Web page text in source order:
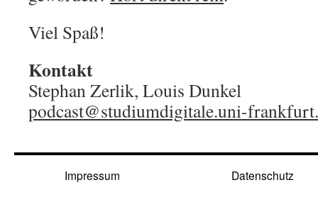
Viel Spaß!
Kontakt
Stephan Zerlik, Louis Dunkel
podcast@studiumdigitale.uni-
Impressum Datenschutz